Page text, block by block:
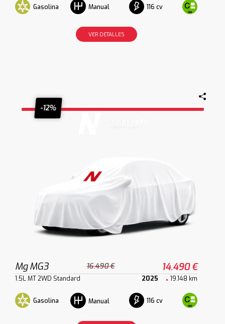
Gasolina Manual 116 cv
VER DETALLES
-12%
Mg MG3 16.490 € 14.490 €
1.5L MT 2WD Standard 2025 19.148 km
Gasolina Manual 116 cv